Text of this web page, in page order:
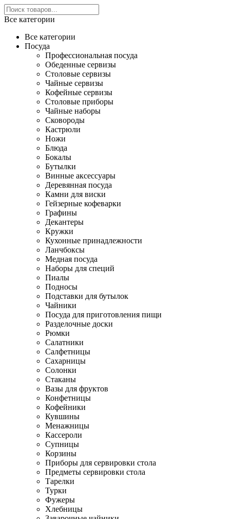
Все категории
Все категории
Посуда
Профессиональная посуда
Обеденные сервизы
Столовые сервизы
Чайные сервизы
Кофейные сервизы
Столовые приборы
Чайные наборы
Сковороды
Кастрюли
Ножи
Блюда
Бокалы
Бутылки
Винные аксессуары
Деревянная посуда
Камни для виски
Гейзерные кофеварки
Графины
Декантеры
Кружки
Кухонные принадлежности
Ланчбоксы
Медная посуда
Наборы для специй
Пиалы
Подносы
Подставки для бутылок
Чайники
Посуда для приготовления пищи
Разделочные доски
Рюмки
Салатники
Салфетницы
Сахарницы
Солонки
Стаканы
Вазы для фруктов
Конфетницы
Кофейники
Кувшины
Менажницы
Кассероли
Супницы
Корзины
Приборы для сервировки стола
Предметы сервировки стола
Тарелки
Турки
Фужеры
Хлебницы